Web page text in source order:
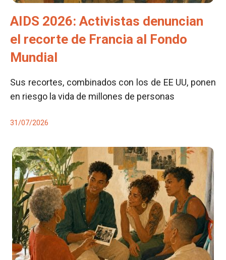
AIDS 2026: Activistas denuncian
el recorte de Francia al Fondo
Mundial
Sus recortes, combinados con los de EE UU, ponen
en riesgo la vida de millones de personas
31/07/2026